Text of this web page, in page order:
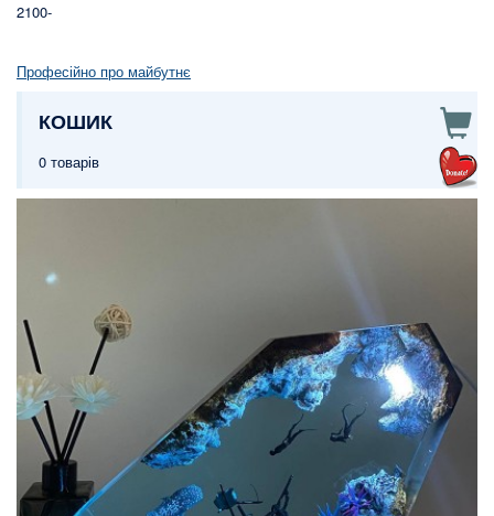
2100-
Професійно про майбутнє
КОШИК
0 товарів